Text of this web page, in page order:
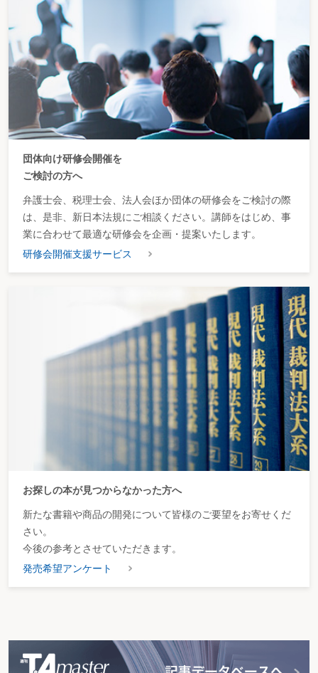
団体向け研修会開催を
ご検討の方へ
弁護士会、税理士会、法人会ほか団体の研修会をご検討の際
は、是非、新日本法規にご相談ください。講師をはじめ、事
業に合わせて最適な研修会を企画・提案いたします。
研修会開催支援サービス
お探しの本が見つからなかった方へ
新たな書籍や商品の開発について皆様のご要望をお寄せくだ
さい。
今後の参考とさせていただきます。
発売希望アンケート